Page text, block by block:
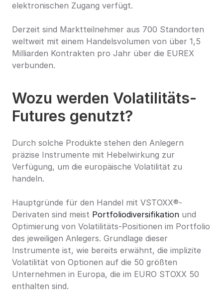
elektronischen Zugang verfügt.
Derzeit sind Marktteilnehmer aus 700 Standorten
weltweit mit einem Handelsvolumen von über 1,5
Milliarden Kontrakten pro Jahr über die EUREX
verbunden.
Wozu werden Volatilitäts-
Futures genutzt?
Durch solche Produkte stehen den Anlegern
präzise Instrumente mit Hebelwirkung zur
Verfügung, um die europäische Volatilität zu
handeln.
Hauptgründe für den Handel mit VSTOXX®-
Derivaten sind meist Portfoliodiversifikation und
Optimierung von Volatilitäts-Positionen im Portfolio
des jeweiligen Anlegers. Grundlage dieser
Instrumente ist, wie bereits erwähnt, die implizite
Volatilität von Optionen auf die 50 größten
Unternehmen in Europa, die im EURO STOXX 50
enthalten sind.